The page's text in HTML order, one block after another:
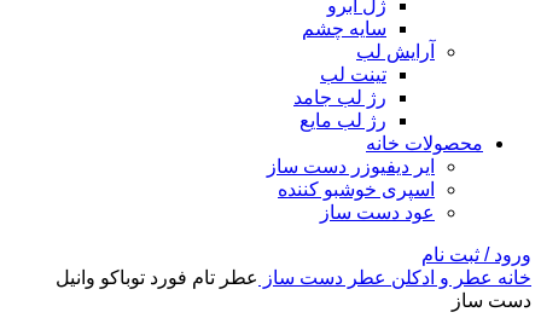
ژل ابرو
سایه چشم
آرایش لب
تینت لب
رژ لب جامد
رژ لب مایع
محصولات خانه
ایر دیفیوزر دست ساز
اسپری خوشبو کننده
عود دست ساز
ورود / ثبت نام
خانه عطر و ادکلن عطر دست ساز عطر تام فورد توباکو وانیل
دست ساز